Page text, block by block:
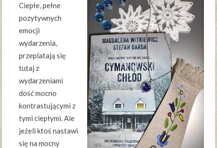
Ciepłe, pełne
pozytywnych
emocji
wydarzenia,
przeplatają się
tutaj z
wydarzeniami
dość mocno
kontrastującymi z
tymi ciepłymi. Ale
jeżeli ktoś nastawi
się na mocny